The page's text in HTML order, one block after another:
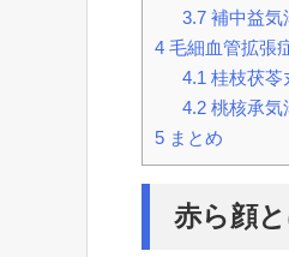
3.7補中益気
4 毛細血管拡張
4.1 桂枝茯苓
4.2桃核承気
5 まとめ
赤ら顔